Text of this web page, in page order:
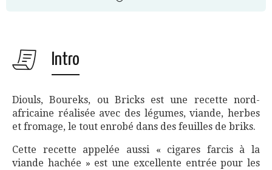
Intro
Diouls, Boureks, ou Bricks est une recette nord-
africaine réalisée avec des légumes, viande, herbes
et fromage, le tout enrobé dans des feuilles de briks.
Cette recette appelée aussi « cigares farcis à la
viande hachée » est une excellente entrée pour les